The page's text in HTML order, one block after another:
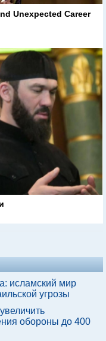
Unexpected Career
исламский мир
угрозы
обороны до 400